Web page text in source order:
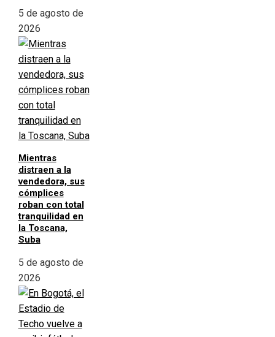
5 de agosto de
2026
Mientras
distraen a la
vendedora, sus
cómplices
roban con total
tranquilidad en
la Toscana,
Suba
5 de agosto de
2026